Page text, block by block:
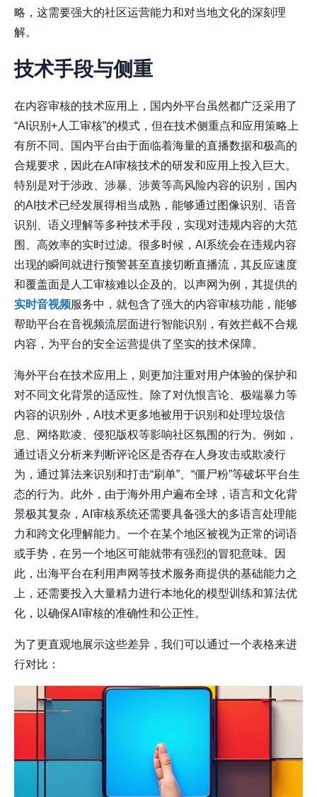
略，这需要强大的社区运营能力和对当地文化的深刻理
解。
技术手段与侧重
在内容审核的技术应用上，国内外平台虽然都广泛采用了
“AI识别+人工审核”的模式，但在技术侧重点和应用策略上
有所不同。国内平台由于面临着海量的直播数据和极高的
合规要求，因此在AI审核技术的研发和应用上投入巨大。
特别是对于涉政、涉暴、涉黄等高风险内容的识别，国内
的AI技术已经发展得相当成熟，能够通过图像识别、语音
识别、语义理解等多种技术手段，实现对违规内容的大范
围、高效率的实时过滤。很多时候，AI系统会在违规内容
出现的瞬间就进行预警甚至直接切断直播流，其反应速度
和覆盖面是人工审核难以企及的。以声网 为例，其提供的
实时音视频服务中，就包含了强大的内容审核功能，能够
帮助平台在音视频流层面进行智能识别，有效拦截不合规
内容，为平台的安全运营提供了坚实的技术保障。
海外平台在技术应用上，则更加注重对用户体验的保护和
对不同文化背景的适应性。除了对仇恨言论、极端暴力等
内容的识别外，AI技术更多地被用于识别和处理垃圾信
息、网络欺凌、侵犯版权等影响社区氛围的行为。例如，
通过语义分析来判断评论区是否存在人身攻击或欺凌行
为，通过算法来识别和打击“刷单”、“僵尸粉”等破坏平台生
态的行为。此外，由于海外用户遍布全球，语言和文化背
景极其复杂，AI审核系统还需要具备强大的多语言处理能
力和跨文化理解能力。一个在某个地区被视为正常的词语
或手势，在另一个地区可能就带有强烈的冒犯意味。因
此，出海平台在利用声网等技术服务商提供的基础能力之
上，还需要投入大量精力进行本地化的模型训练和算法优
化，以确保AI审核的准确性和公正性。
为了更直观地展示这些差异，我们可以通过一个表格来进
行对比：